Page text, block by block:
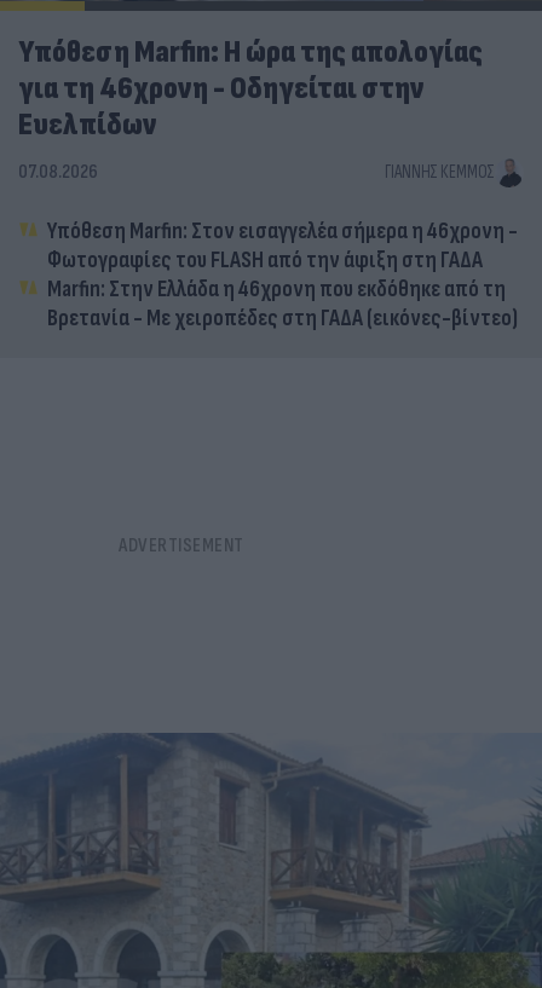
Υπόθεση Marfin: Η ώρα της απολογίας
για τη 46χρονη - Οδηγείται στην
Ευελπίδων
07.08.2026 ΓΙΆΝΝΗΣ ΚΈΜΜΟΣ
Υπόθεση Marfin: Στον εισαγγελέα σήμερα η 46χρονη -
Φωτογραφίες του FLASH από την άφιξη στη ΓΑΔΑ
Marfin: Στην Ελλάδα η 46χρονη που εκδόθηκε από τη
Βρετανία - Με χειροπέδες στη ΓΑΔΑ (εικόνες-βίντεο)